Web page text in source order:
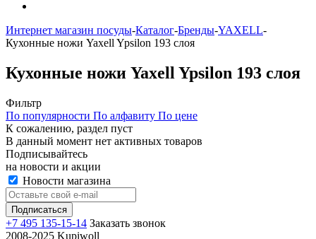
Интернет магазин посуды-Каталог-Бренды-YAXELL-
Кухонные ножи Yaxell Ypsilon 193 слоя
Кухонные ножи Yaxell Ypsilon 193 слоя
Фильтр
По популярности По алфавиту По цене
К сожалению, раздел пуст
В данный момент нет активных товаров
Подписывайтесь
на новости и акции
Новости магазина
+7 495 135-15-14 Заказать звонок
2008-2025 Kupiwoll